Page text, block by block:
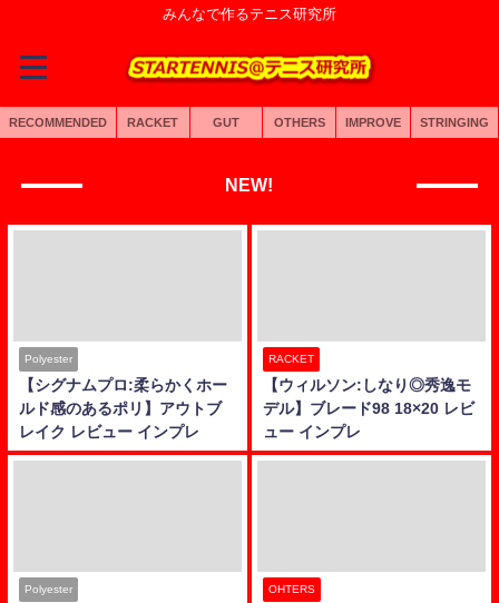
みんなで作るテニス研究所
RECOMMENDED RACKET GUT OTHERS IMPROVE STRINGING
NEW!
Polyester
【シグナムプロ:柔らかくホー
ルド感のあるポリ】アウトブ
レイク レビュー インプレ
RACKET
【ウィルソン:しなり◎秀逸モ
デル】ブレード98 18×20 レビ
ュー インプレ
Polyester OHTERS